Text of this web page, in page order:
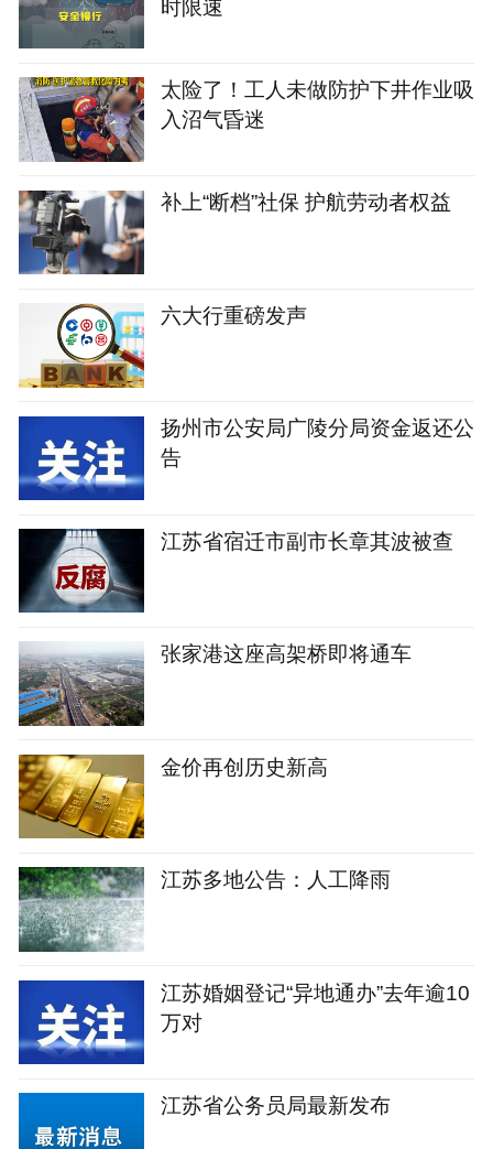
时限速
太险了！工人未做防护下井作业吸
入沼气昏迷
补上“断档”社保 护航劳动者权益
六大行重磅发声
扬州市公安局广陵分局资金返还公
告
江苏省宿迁市副市长章其波被查
张家港这座高架桥即将通车
金价再创历史新高
江苏多地公告：人工降雨
江苏婚姻登记“异地通办”去年逾10
万对
江苏省公务员局最新发布